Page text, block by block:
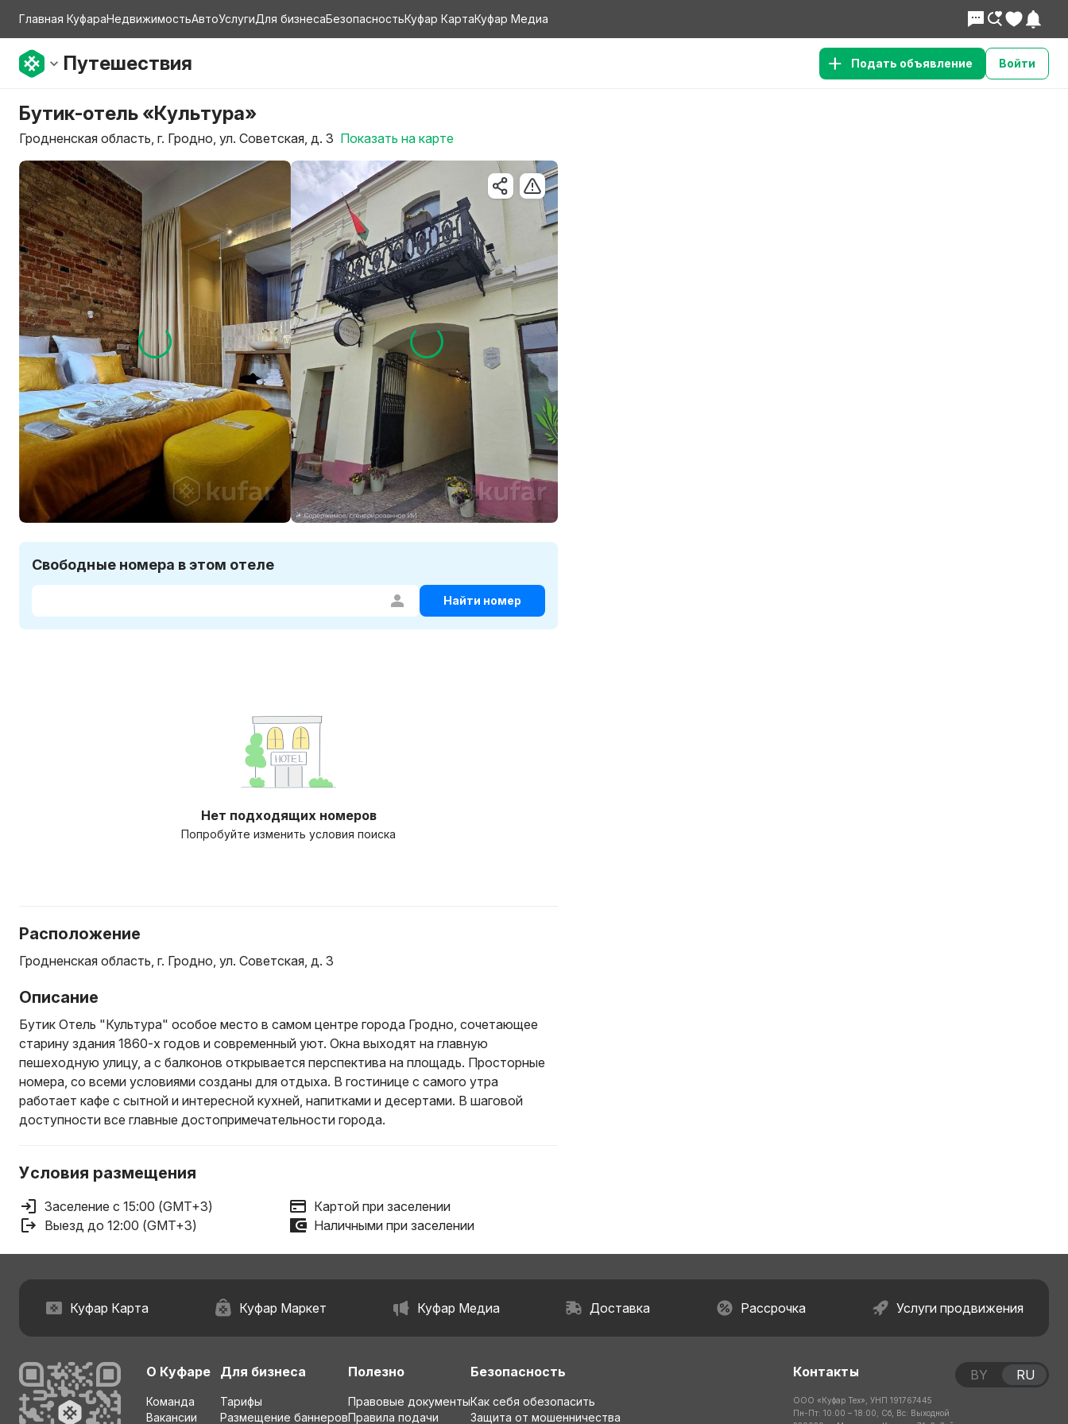
Главная КуфараНедвижимостьАвтоУслугиДля бизнесаБезопасностьКуфар КартаКуфар Медиа
Путешествия Подать объявление Войти
Бутик-отель «Культура»
Гродненская область, г. Гродно, ул. Советская, д. 3 Показать на карте
Свободные номера в этом отеле
Найти номер
Нет подходящих номеров
Попробуйте изменить условия поиска
Расположение
Гродненская область, г. Гродно, ул. Советская, д. 3
Описание
Бутик Отель "Культура" особое место в самом центре города Гродно, сочетающее
старину здания 1860-х годов и современный уют. Окна выходят на главную
пешеходную улицу, а с балконов открывается перспектива на площадь. Просторные
номера, со всеми условиями созданы для отдыха. В гостинице с самого утра
работает кафе с сытной и интересной кухней, напитками и десертами. В шаговой
доступности все главные достопримечательности города.
Условия размещения
Заселение с 15:00 (GMT+3)
Выезд до 12:00 (GMT+3)
Картой при заселении
Наличными при заселении
Куфар Карта Куфар Маркет Куфар Медиа Доставка Рассрочка Услуги продвижения
О Куфаре
Команда
Вакансии
Для бизнеса
Тарифы
Размещение баннеров
Полезно
Правовые документы
Правила подачи
Безопасность
Как себя обезопасить
Защита от мошенничества
Контакты
ООО «Куфар Тех», УНП 191767445
Пн-Пт: 10:00 – 18:00; Сб, Вс: Выходной
BY RU